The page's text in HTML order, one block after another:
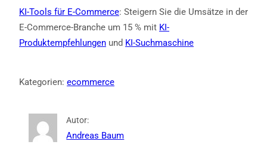
KI-Tools für E-Commerce: Steigern Sie die Umsätze in der
E-Commerce-Branche um 15 % mit KI-
Produktempfehlungen und KI-Suchmaschine
Kategorien: ecommerce
Autor:
Andreas Baum